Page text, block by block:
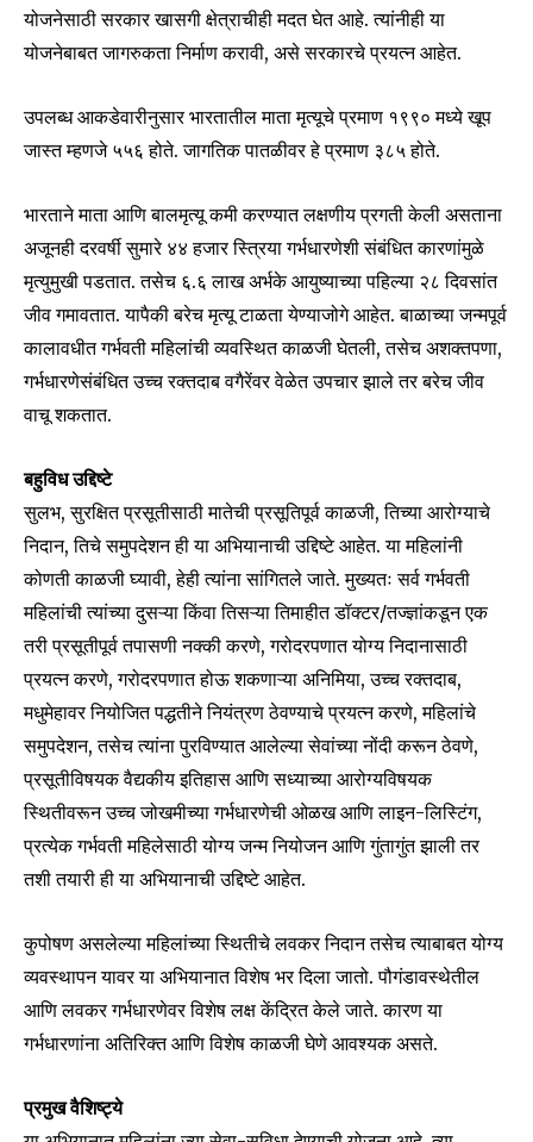
Join our community of
योजनेसाठी सरकार खासगी क्षेत्राचीही मदत घेत आहे. त्यांनीही या
योजनेबाबत जागरुकता निर्माण करावी, असे सरकारचे प्रयत्न आहेत.
उपलब्ध आकडेवारीनुसार भारतातील माता मृत्यूचे प्रमाण १९९० मध्ये खूप
जास्त म्हणजे ५५६ होते. जागतिक पातळीवर हे प्रमाण ३८५ होते.
भारताने माता आणि बालमृत्यू कमी करण्यात लक्षणीय प्रगती केली असताना
अजूनही दरवर्षी सुमारे ४४ हजार स्त्रिया गर्भधारणेशी संबंधित कारणांमुळे
मृत्युमुखी पडतात. तसेच ६.६ लाख अर्भके आयुष्याच्या पहिल्या २८ दिवसांत
जीव गमावतात. यापैकी बरेच मृत्यू टाळता येण्याजोगे आहेत. बाळाच्या जन्मपूर्व
कालावधीत गर्भवती महिलांची व्यवस्थित काळजी घेतली, तसेच अशक्तपणा,
गर्भधारणेसंबंधित उच्च रक्तदाब वगैरेंवर वेळेत उपचार झाले तर बरेच जीव
वाचू शकतात.
बहुविध उद्दिष्टे
सुलभ, सुरक्षित प्रसूतीसाठी मातेची प्रसूतिपूर्व काळजी, तिच्या आरोग्याचे
निदान, तिचे समुपदेशन ही या अभियानाची उद्दिष्टे आहेत. या महिलांनी
कोणती काळजी घ्यावी, हेही त्यांना सांगितले जाते. मुख्यतः सर्व गर्भवती
महिलांची त्यांच्या दुसऱ्या किंवा तिसऱ्या तिमाहीत डॉक्टर/तज्ज्ञांकडून एक
तरी प्रसूतीपूर्व तपासणी नक्की करणे, गरोदरपणात योग्य निदानासाठी
प्रयत्न करणे, गरोदरपणात होऊ शकणाऱ्या अनिमिया, उच्च रक्तदाब,
मधुमेहावर नियोजित पद्धतीने नियंत्रण ठेवण्याचे प्रयत्न करणे, महिलांचे
समुपदेशन, तसेच त्यांना पुरविण्यात आलेल्या सेवांच्या नोंदी करून ठेवणे,
प्रसूतीविषयक वैद्यकीय इतिहास आणि सध्याच्या आरोग्यविषयक
स्थितीवरून उच्च जोखमीच्या गर्भधारणेची ओळख आणि लाइन-लिस्टिंग,
प्रत्येक गर्भवती महिलेसाठी योग्य जन्म नियोजन आणि गुंतागुंत झाली तर
तशी तयारी ही या अभियानाची उद्दिष्टे आहेत.
कुपोषण असलेल्या महिलांच्या स्थितीचे लवकर निदान तसेच त्याबाबत योग्य
व्यवस्थापन यावर या अभियानात विशेष भर दिला जातो. पौगंडावस्थेतील
आणि लवकर गर्भधारणेवर विशेष लक्ष केंद्रित केले जाते. कारण या
गर्भधारणांना अतिरिक्त आणि विशेष काळजी घेणे आवश्यक असते.
प्रमुख वैशिष्ट्ये